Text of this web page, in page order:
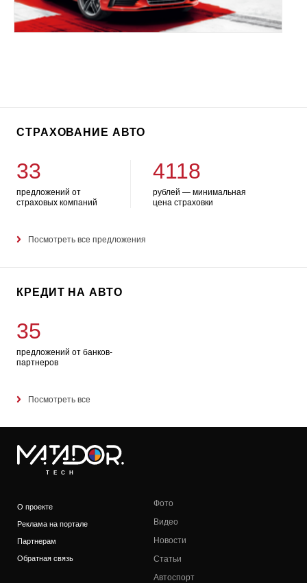
СТРАХОВАНИЕ АВТО
33
предложений от
страховых компаний
4118
рублей — минимальная
цена страховки
Посмотреть все предложения
КРЕДИТ НА АВТО
35
предложений от банков-
партнеров
Посмотреть все
TECH
О проекте
Реклама на портале
Партнерам
Обратная связь
Фото
Видео
Новости
Статьи
Автоспорт